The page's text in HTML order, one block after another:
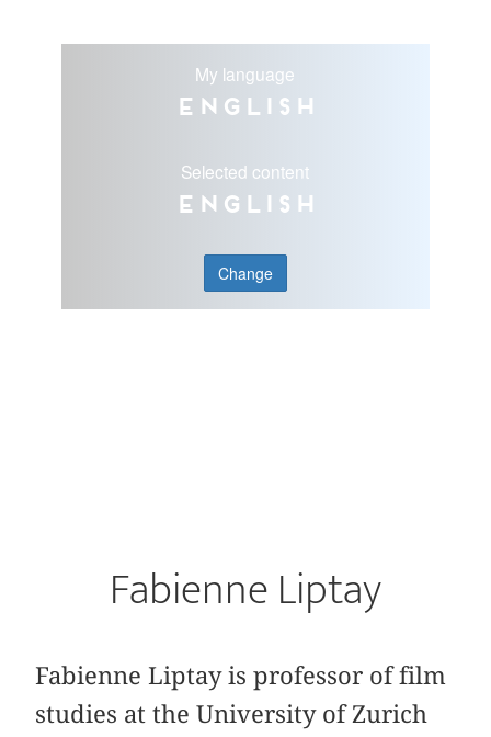
My language
English
Selected content
English
Change
Fabienne Liptay
Fabienne Liptay is professor of film
studies at the University of Zurich